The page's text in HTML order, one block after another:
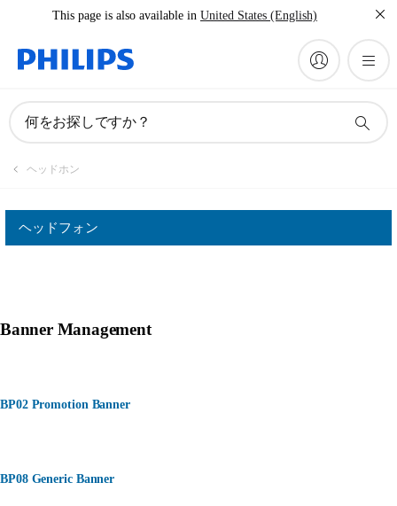
This page is also available in United States (English)
何をお探しですか？
ヘッドホン
ヘッドフォン
Banner Management
BP02 Promotion Banner
BP08 Generic Banner